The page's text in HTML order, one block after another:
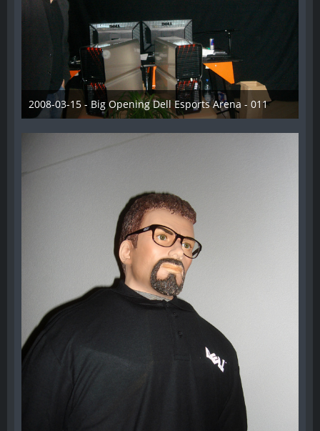
2008-03-15 - Big Opening Dell Esports Arena - 011
28. Dezember 2012